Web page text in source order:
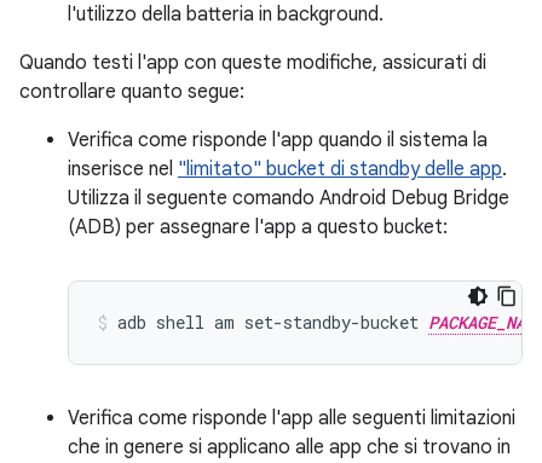
l'utilizzo della batteria in background.
Quando testi l'app con queste modifiche, assicurati di
controllare quanto segue:
Verifica come risponde l'app quando il sistema la
inserisce nel "limitato" bucket di standby delle app.
Utilizza il seguente comando Android Debug Bridge
(ADB) per assegnare l'app a questo bucket:
adb shell am set-standby-bucket
Verifica come risponde l'app alle seguenti limitazioni
che in genere si applicano alle app che si trovano in